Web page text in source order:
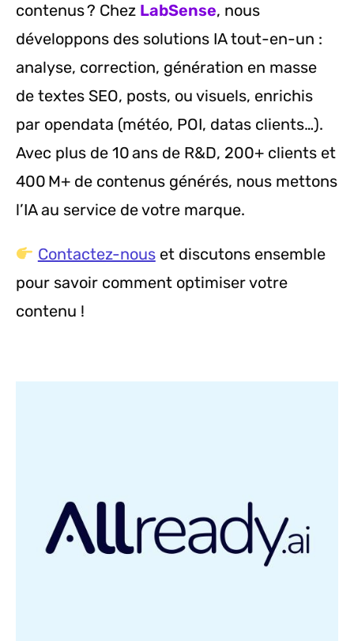
contenus ? Chez LabSense, nous
développons des solutions IA tout-en-un :
analyse, correction, génération en masse
de textes SEO, posts, ou visuels, enrichis
par opendata (météo, POI, datas clients…).
Avec plus de 10 ans de R&D, 200+ clients et
400 M+ de contenus générés, nous mettons
l’IA au service de votre marque.
Contactez-nouset discutons ensemble
pour savoir comment optimiser votre
contenu !